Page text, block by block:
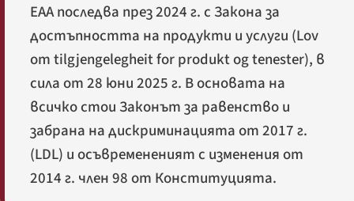
EAA последва през 2024 г. с Закона за
достъпността на продукти и услуги (Lov
om tilgjengelegheit for produkt og tenester), в
сила от 28 юни 2025 г. В основата на
всичко стои Законът за равенство и
забрана на дискриминацията от 2017 г.
(LDL) и осъвремененият с изменения от
2014 г. член 98 от Конституцията.